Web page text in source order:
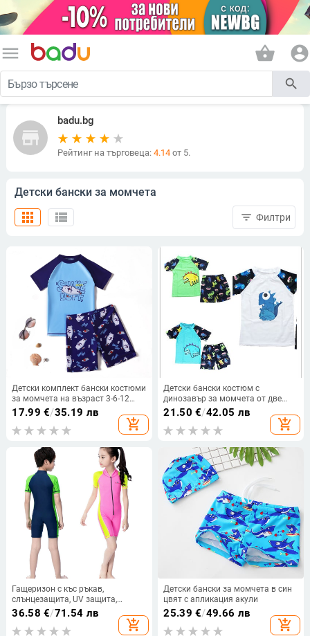
menu shopping_basket account_circle
search
store
badu.bg
Рейтинг на търговеца: 4.14от 5.
Детски бански за момчета
view_list
apps filter_list Филтри
Детски комплект бански костюми
за момчета на възраст 3-6-12
години, в анимационен стил,
летни бански костюми за малки
деца
17.99 €/35.19 лв
add_shopping_cart
Детски бански костюм с
динозавър за момчета от две
части
21.50 €/42.05 лв
add_shopping_cart
Гащеризон с къс ръкав,
слънцезащита, UV защита,
дишащ, бързосъхнещ, за
гмуркане с шнорхел, за момчета
и момичета
36.58 €/71.54 лв
add_shopping_cart
Детски бански за момчета в син
цвят с апликация акули
25.39 €/49.66 лв
add_shopping_cart